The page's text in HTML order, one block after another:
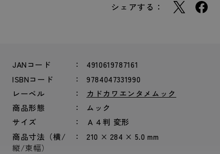
シェアする：
JANコード
4910619787161
ISBNコード
9784047331990
レーベル
カドカワエンタメムック
商品形態
ムック
サイズ
Ａ４判 変形
商品寸法（横/
縦/束幅）
210 × 284 × 5.0 mm